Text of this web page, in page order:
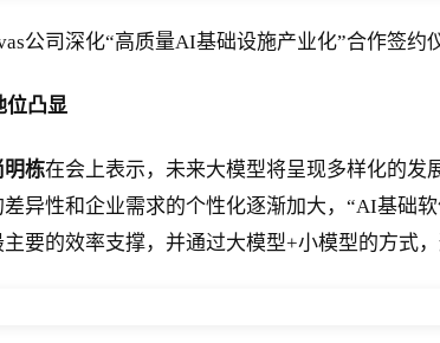
公司深化“高质量AI基础设施产业化”合作签约
位凸显
明栋在会上表示，未来大模型将呈现多样化的发
异性和企业需求的个性化逐渐加大，“AI基础
要的效率支撑，并通过大模型+小模型的方式，